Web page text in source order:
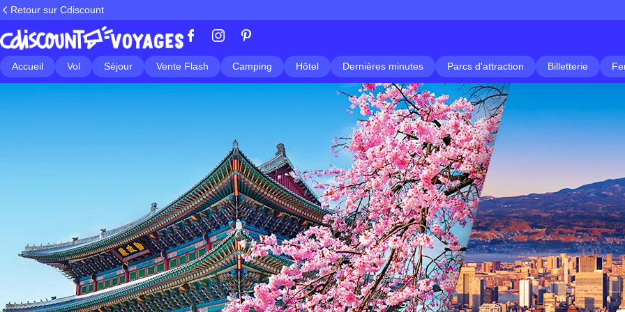
Retour sur Cdiscount
Accueil Vol Séjour Vente Flash Camping Hôtel Dernières minutes Parcs d'attraction Billetterie